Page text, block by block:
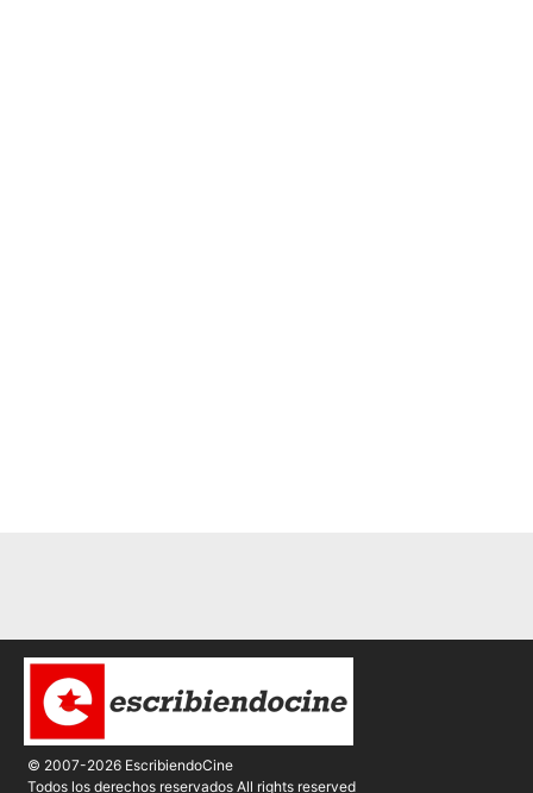
© 2007-2026 EscribiendoCine
Todos los derechos reservados All rights reserved